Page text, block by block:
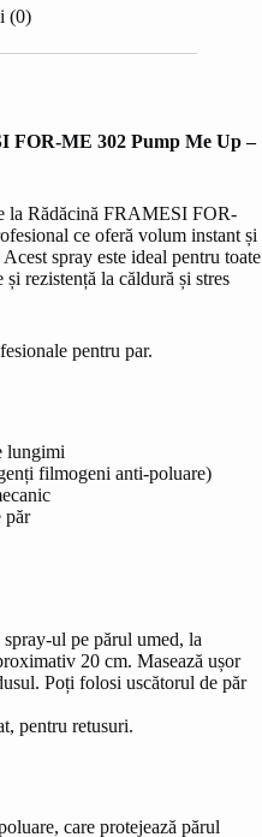
(0)
FOR-ME 302 Pump Me Up –
la Rădăcină FRAMESI FOR-
ce oferă volum instant și
spray este ideal pentru toate
rezistență la căldură și stres
pentru par.
lungimi
filmogeni anti-poluare)
păr
ul pe părul umed, la
20 cm. Masează ușor
Poți folosi uscătorul de păr
pentru retusuri.
care protejează părul